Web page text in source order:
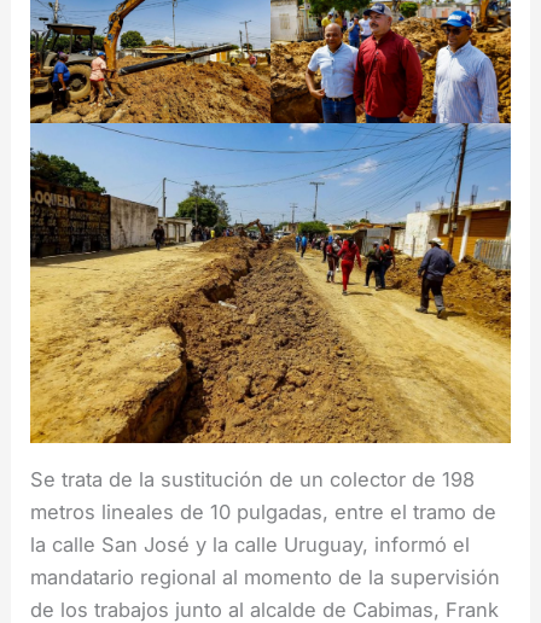
Se trata de la sustitución de un colector de 198
metros lineales de 10 pulgadas, entre el tramo de
la calle San José y la calle Uruguay, informó el
mandatario regional al momento de la supervisión
de los trabajos junto al alcalde de Cabimas, Frank